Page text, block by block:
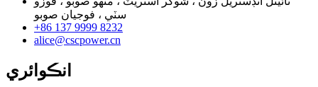
سٽي ، فوجيان صوبو
+86 137 9999 8232
alice@cscpower.cn
انڪوائري